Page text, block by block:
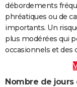
débordements
phréatiques ou de
importants. Un
plus modérées qui
occasionnels et des
Nombre de